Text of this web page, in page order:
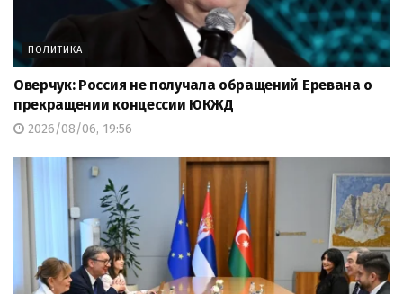
ПОЛИТИКА
Оверчук: Россия не получала обращений Еревана о
прекращении концессии ЮКЖД
2026/08/06, 19:56